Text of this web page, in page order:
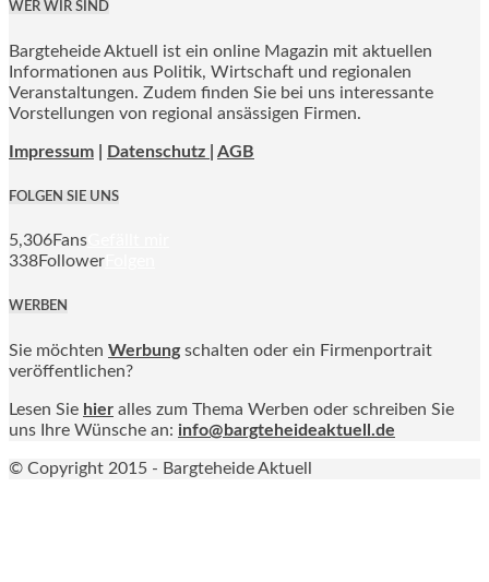
WER WIR SIND
Bargteheide Aktuell ist ein online Magazin mit aktuellen
Informationen aus Politik, Wirtschaft und regionalen
Veranstaltungen. Zudem finden Sie bei uns interessante
Vorstellungen von regional ansässigen Firmen.
Impressum Datenschutz | AGB
FOLGEN SIE UNS
5,306Fans
338Follower
WERBEN
Sie möchten Werbung schalten oder ein Firmenportrait
veröffentlichen?
Lesen Sie hier alles zum Thema Werben oder schreiben Sie
uns Ihre Wünsche an: info@bargteheideaktuell.de
© Copyright 2015 - Bargteheide Aktuell